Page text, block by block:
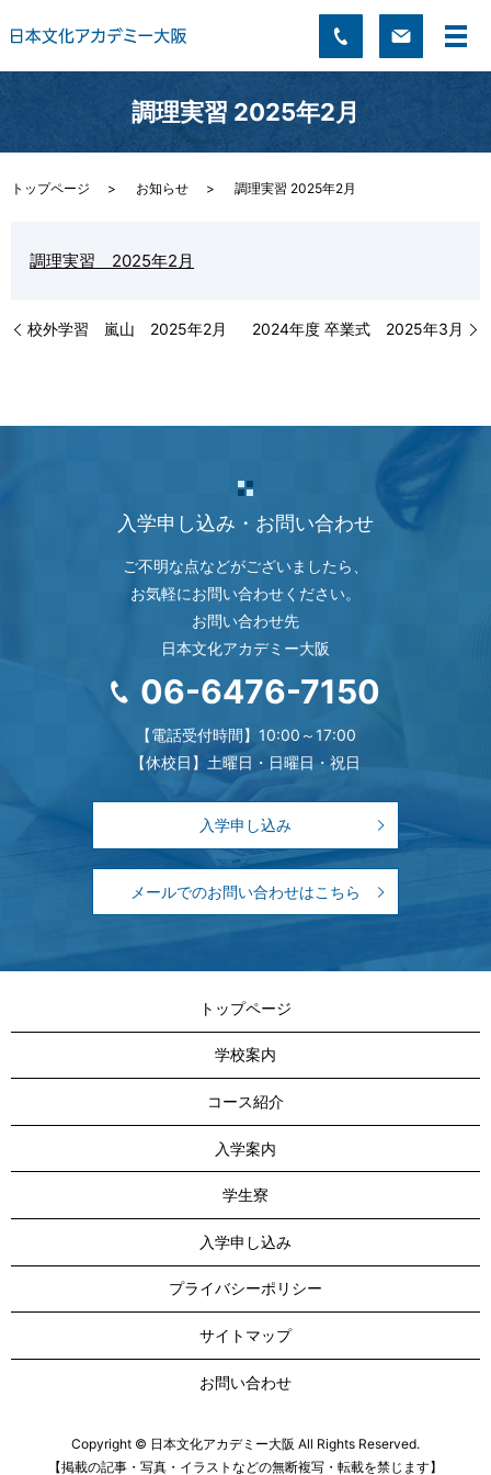
調理実習 2025年2月
トップページ お知らせ 調理実習 2025年2月
調理実習 2025年2月
校外学習 嵐山 2025年2月 2024年度 卒業式 2025年3月
入学申し込み・お問い合わせ
ご不明な点などがございましたら、
お気軽にお問い合わせください。
お問い合わせ先
日本文化アカデミー大阪
06-6476-7150
【電話受付時間】10:00～17:00
【休校日】土曜日・日曜日・祝日
入学申し込み
メールでのお問い合わせはこちら
トップページ
学校案内
コース紹介
入学案内
学生寮
入学申し込み
プライバシーポリシー
サイトマップ
お問い合わせ
Copyright © 日本文化アカデミー大阪 All Rights Reserved.
【掲載の記事・写真・イラストなどの無断複写・転載を禁じます】